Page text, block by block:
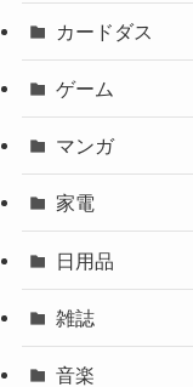
カードダス
ゲーム
マンガ
家電
日用品
雑誌
音楽